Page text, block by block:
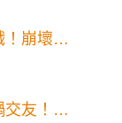
崩壞星
友！椒